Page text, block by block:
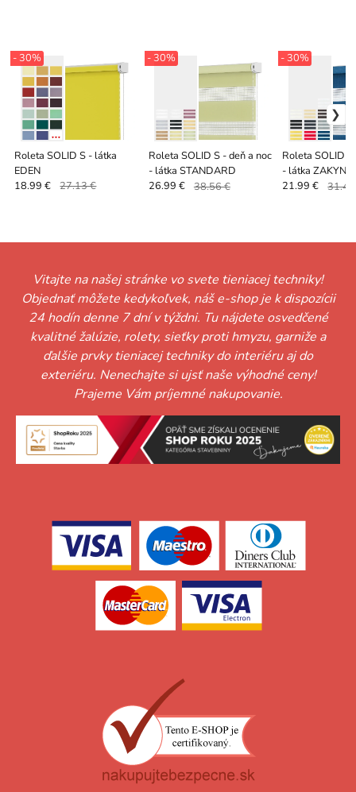
Roleta SOLID S - látka
EDEN
- 30%
18.99 € 27.13 €
Roleta SOLID S - deň a noc
- látka STANDARD
- 30%
26.99 € 38.56 €
Roleta SOLID
- látka
- 30%
21.99 €
Vitajte na našej stránke vo svete tieniacej techniky!
Objednať môžete kedykoľvek, náš e-shop je k dispozícii
24 hodín denne 7 dní v týždni. Tu nájdete osvedčené
kvalitné žalúzie, rolety, sieťky proti hmyzu, garniže a
ďalšie prvky tieniacej techniky do interiéru aj do
exteriéru. Nenechajte si ujsť naše výhodné ceny!
Prajeme Vám príjemné nakupovanie.